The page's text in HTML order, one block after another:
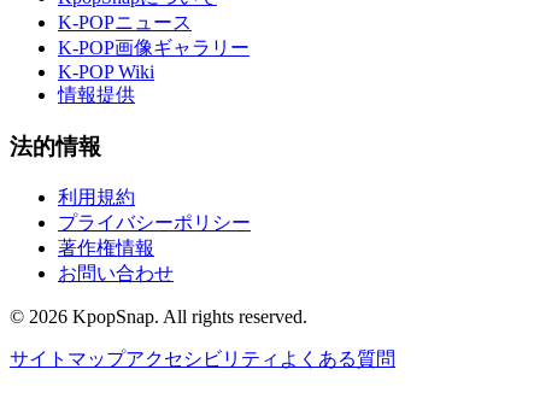
K-POPニュース
K-POP画像ギャラリー
K-POP Wiki
情報提供
法的情報
利用規約
プライバシーポリシー
著作権情報
お問い合わせ
© 2026 KpopSnap. All rights reserved.
サイトマップアクセシビリティ よくある質問